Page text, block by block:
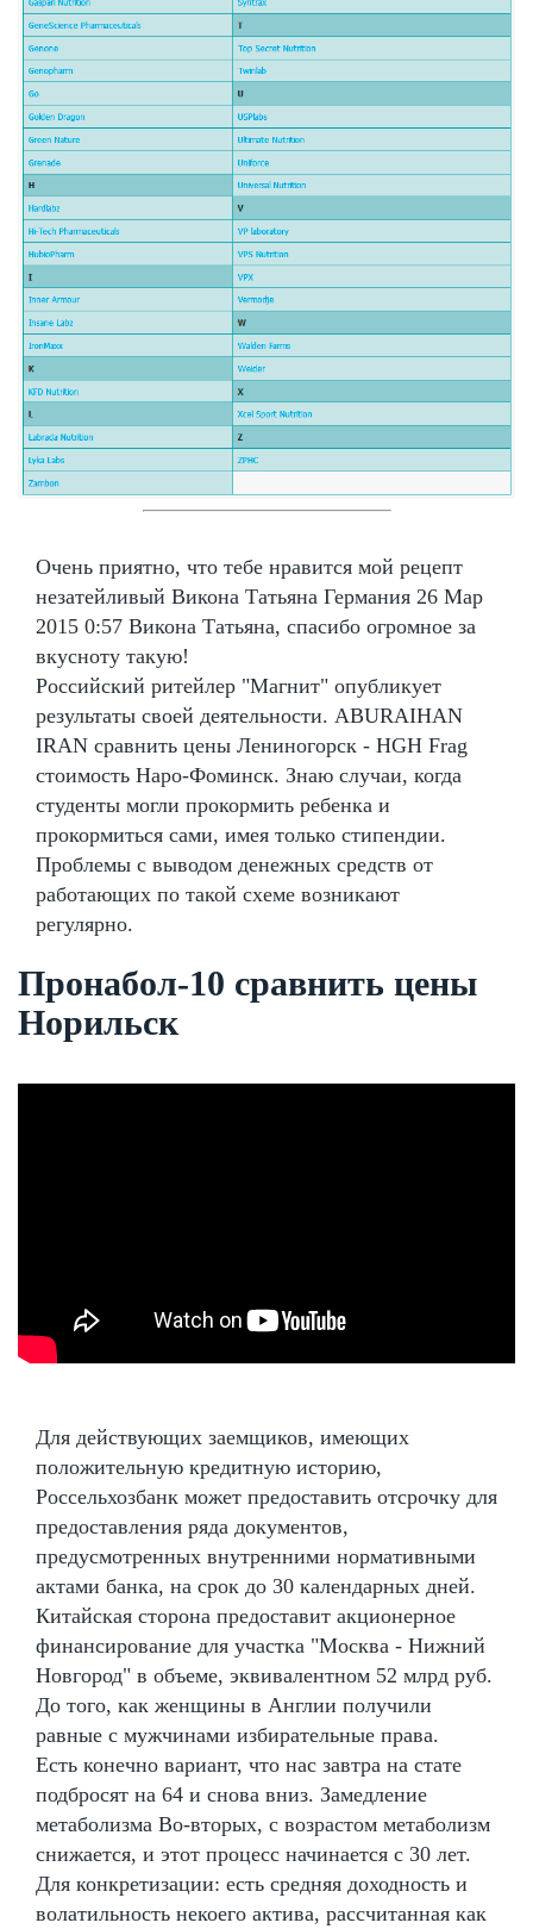
Очень приятно, что тебе нравится мой рецепт
незатейливый Викона Татьяна Германия 26 Мар
2015 0:57 Викона Татьяна, спасибо огромное за
вкусноту такую!
Российский ритейлер "Магнит" опубликует
результаты своей деятельности. ABURAIHAN
IRAN сравнить цены Лениногорск - HGH Frag
стоимость Наро-Фоминск. Знаю случаи, когда
студенты могли прокормить ребенка и
прокормиться сами, имея только стипендии.
Проблемы с выводом денежных средств от
работающих по такой схеме возникают
регулярно.
Пронабол-10 сравнить цены
Норильск
Для действующих заемщиков, имеющих
положительную кредитную историю,
Россельхозбанк может предоставить отсрочку для
предоставления ряда документов,
предусмотренных внутренними нормативными
актами банка, на срок до 30 календарных дней.
Китайская сторона предоставит акционерное
финансирование для участка "Москва - Нижний
Новгород" в объеме, эквивалентном 52 млрд руб.
До того, как женщины в Англии получили
равные с мужчинами избирательные права.
Есть конечно вариант, что нас завтра на стате
подбросят на 64 и снова вниз. Замедление
метаболизма Во-вторых, с возрастом метаболизм
снижается, и этот процесс начинается с 30 лет.
Для конкретизации: есть средняя доходность и
волатильность некоего актива, рассчитанная как